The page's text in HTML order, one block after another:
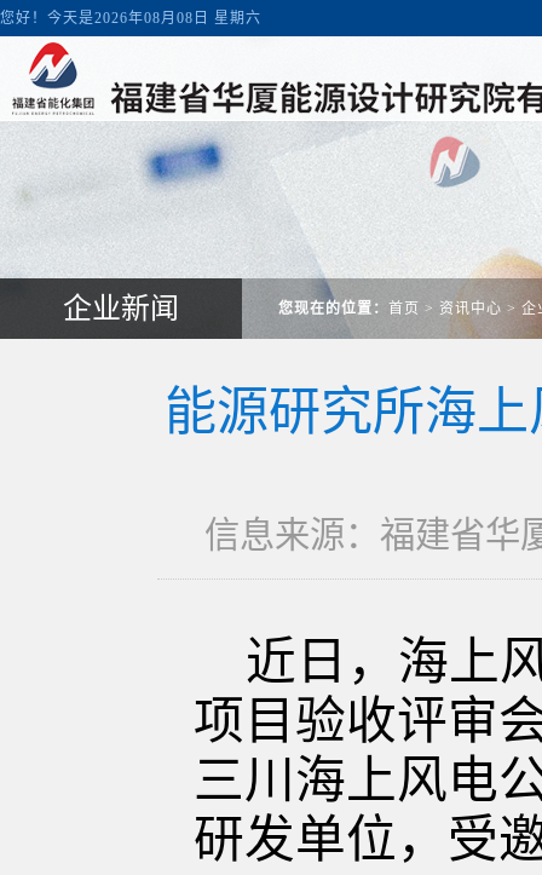
您好！今天是2026年08月08日 星期六
企业新闻 您现在的位置： 首页 > 资讯中心 > 企
能源研究所海
信息来源：福建省华
近日，海上
项目验收评审
三川海上风电
研发单位，受